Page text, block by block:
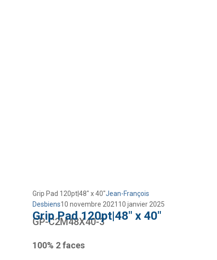
Grip Pad 120pt|48″ x 40″Jean-François
Desbiens10 novembre 2021 10 janvier 2025
Grip Pad 120pt|48″ x 40″
GP-C2M48X40-3
100% 2 faces